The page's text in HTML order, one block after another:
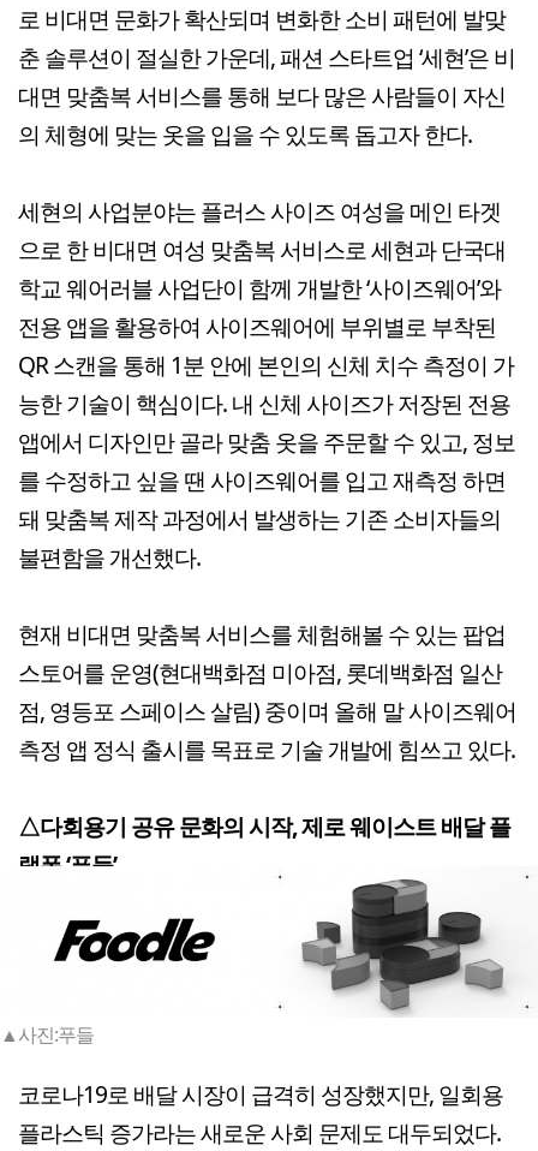
로 비대면 문화가 확산되며 변화한 소비 패턴에 발맞
춘 솔루션이 절실한 가운데, 패션 스타트업 ‘세현’은 비
대면 맞춤복 서비스를 통해 보다 많은 사람들이 자신
의 체형에 맞는 옷을 입을 수 있도록 돕고자 한다.
세현의 사업분야는 플러스 사이즈 여성을 메인 타겟
으로 한 비대면 여성 맞춤복 서비스로 세현과 단국대
학교 웨어러블 사업단이 함께 개발한 ‘사이즈웨어’와
전용 앱을 활용하여 사이즈웨어에 부위별로 부착된
QR 스캔을 통해 1분 안에 본인의 신체 치수 측정이 가
능한 기술이 핵심이다. 내 신체 사이즈가 저장된 전용
앱에서 디자인만 골라 맞춤 옷을 주문할 수 있고, 정보
를 수정하고 싶을 땐 사이즈웨어를 입고 재측정 하면
돼 맞춤복 제작 과정에서 발생하는 기존 소비자들의
불편함을 개선했다.
현재 비대면 맞춤복 서비스를 체험해볼 수 있는 팝업
스토어를 운영(현대백화점 미아점, 롯데백화점 일산
점, 영등포 스페이스 살림) 중이며 올해 말 사이즈웨어
측정 앱 정식 출시를 목표로 기술 개발에 힘쓰고 있다.
△다회용기 공유 문화의 시작, 제로 웨이스트 배달 플
랫폼 ‘푸들’
▲사진:푸들
코로나19로 배달 시장이 급격히 성장했지만, 일회용
플라스틱 증가라는 새로운 사회 문제도 대두되었다.